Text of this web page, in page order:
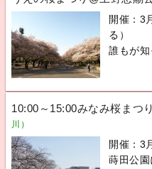
開催：3
る）
誰もが
10:00～15:00みなみ桜まつ
川）
開催：3
蒔田公